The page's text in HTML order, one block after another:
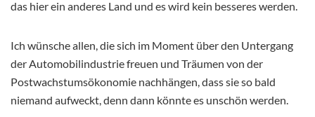
das hier ein anderes Land und es wird kein besseres werden.
Ich wünsche allen, die sich im Moment über den Untergang
der Automobilindustrie freuen und Träumen von der
Postwachstumsökonomie nachhängen, dass sie so bald
niemand aufweckt, denn dann könnte es unschön werden.